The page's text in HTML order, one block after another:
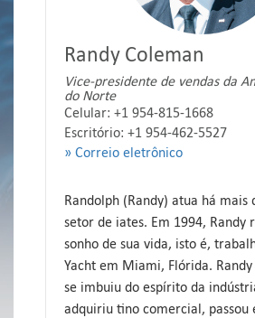
Randy Coleman
Vice-presidente de vendas da
do Norte
Celular: +1 954-815-1668
Escritório: +1 954-462-5527
» Correio eletrônico
Randolph (Randy) atua há mais
setor de iates. Em 1994, Randy
sonho de sua vida, isto é,
Yacht em Miami, Flórida.
se imbuiu do espírito da
adquiriu tino comercial, passou